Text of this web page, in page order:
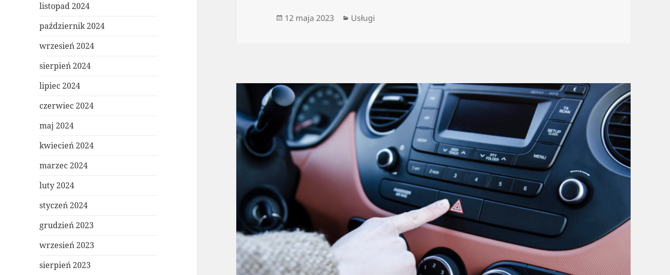
listopad 2024
październik 2024
wrzesień 2024
sierpień 2024
lipiec 2024
czerwiec 2024
maj 2024
kwiecień 2024
marzec 2024
luty 2024
styczeń 2024
grudzień 2023
wrzesień 2023
sierpień 2023
Data
12 maja 2023 Kategorie
Usługi